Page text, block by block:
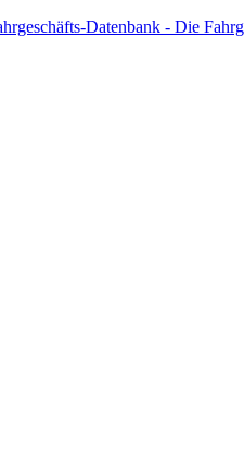
Datenbank - Die